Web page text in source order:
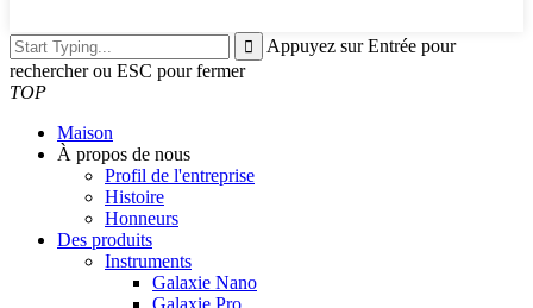
Appuyez sur Entrée pour
rechercher ou ESC pour fermer
TOP
Maison
À propos de nous
Profil de l'entreprise
Histoire
Honneurs
Des produits
Instruments
Galaxie Nano
Galaxie Pro